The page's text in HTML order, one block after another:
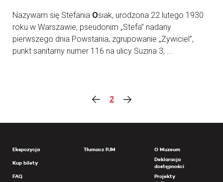
Nazywam się Stefania Osiak, urodzona 22 lutego 1930
roku w Warszawie, pseudonim „Stefa” nadany
pierwszego dnia Powstania, zgrupowanie „Żywiciel”,
punkt sanitarny numer 116 na ulicy Suzina 3, ...
2
Ekspozycja
Kup bilety
FAQ
Tłumacz PJM
O Muzeum
Deklaracja
dostępności
Projekty